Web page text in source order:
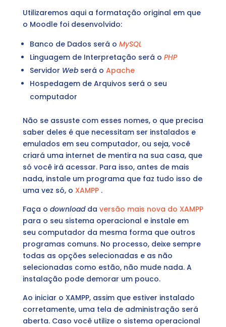
Utilizaremos aqui a formatação original em que
o Moodle foi desenvolvido:
Banco de Dados será o MySQL
Linguagem de Interpretação será o PHP
Servidor Webserá o Apache
Hospedagem de Arquivos será o seu
computador
Não se assuste com esses nomes, o que precisa
saber deles é que necessitam ser instalados e
emulados em seu computador, ou seja, você
criará uma internet de mentira na sua casa, que
só você irá acessar. Para isso, antes de mais
nada, instale um programa que faz tudo isso de
uma vez só, o XAMPP .
Faça o downloadda versão mais nova do XAMPP
para o seu sistema operacional e instale em
seu computador da mesma forma que outros
programas comuns. No processo, deixe sempre
todas as opções selecionadas e as não
selecionadas como estão, não mude nada. A
instalação pode demorar um pouco.
Ao iniciar o XAMPP, assim que estiver instalado
corretamente, uma tela de administração será
aberta. Caso você utilize o sistema operacional